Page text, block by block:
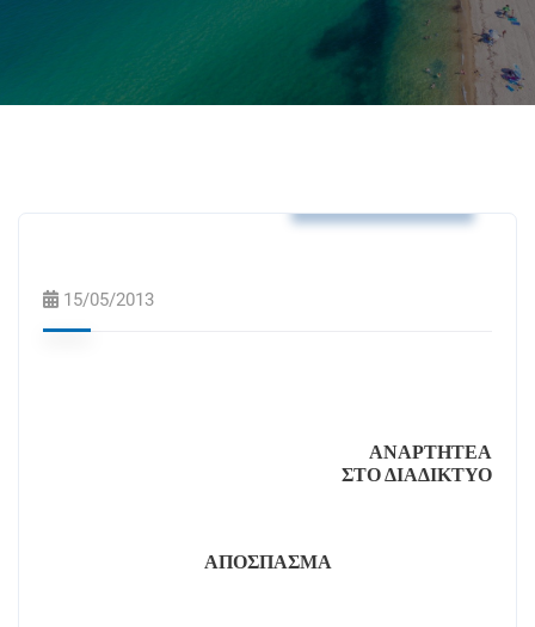
15/05/2013
ΑΝΑΡΤΗΤΕΑ
ΣΤΟ ΔΙΑΔΙΚΤΥΟ
ΑΠΟΣΠΑΣΜΑ